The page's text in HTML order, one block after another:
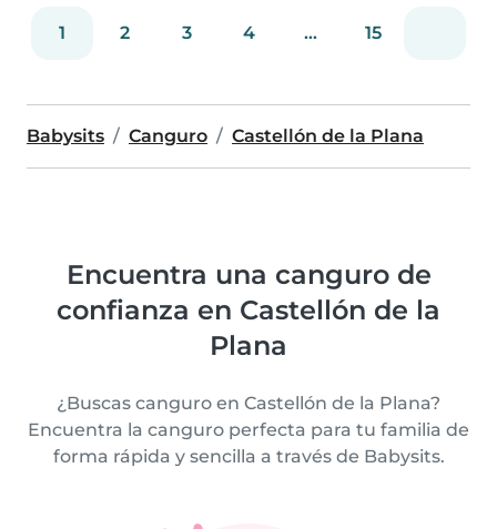
1 2 3 4 ... 15
Babysits Canguro Castellón de la Plana
Encuentra una canguro de
confianza en Castellón de la
Plana
¿Buscas canguro en Castellón de la Plana?
Encuentra la canguro perfecta para tu familia de
forma rápida y sencilla a través de Babysits.